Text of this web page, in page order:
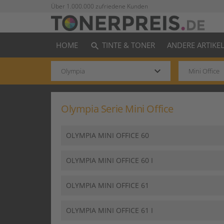
Über 1.000.000 zufriedene Kunden
HOME search TINTE & TONER ANDERE ARTIKEL
keyboard_arrow_down
Olympia Serie Mini Office
OLYMPIA MINI OFFICE 60
OLYMPIA MINI OFFICE 60 I
OLYMPIA MINI OFFICE 61
OLYMPIA MINI OFFICE 61 I